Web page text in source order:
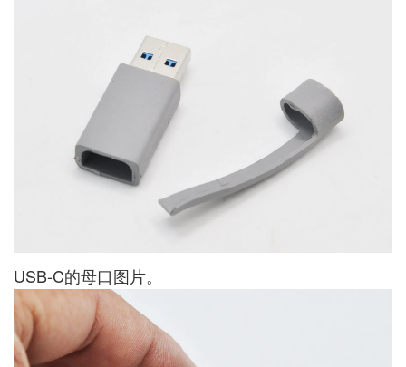
USB-C的母口图片。